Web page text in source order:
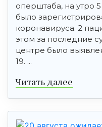
оперштаба, на утро
было
коронавируса. 2
этом за последние
центре было
19. ...
Читать далее